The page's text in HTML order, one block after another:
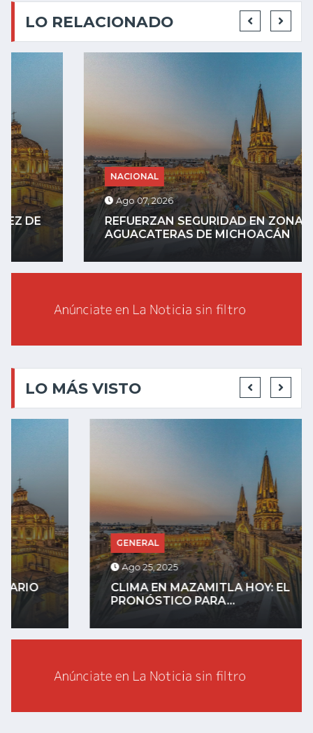
LO RELACIONADO
NACIONAL
Ago 07, 2026
REFUERZAN SEGURIDAD EN ZONAS
AGUACATERAS DE MICHOACÁN
LO MÁS VISTO
GENERAL
Ago 25, 2025
CLIMA EN MAZAMITLA HOY: EL
PRONÓSTICO PARA...